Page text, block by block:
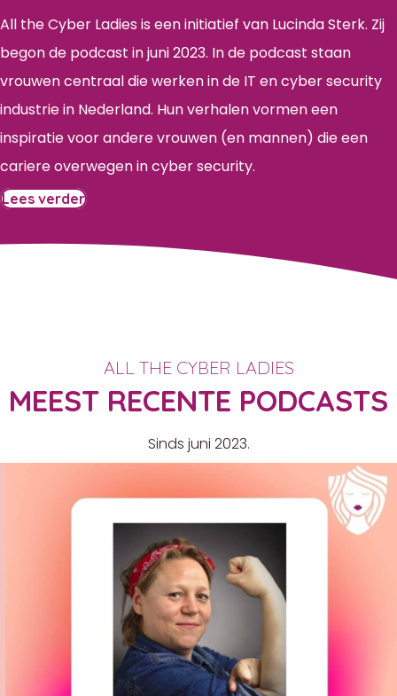
All the Cyber Ladies is een initiatief van Lucinda Sterk. Zij
begon de podcast in juni 2023. In de podcast staan
vrouwen centraal die werken in de IT en cyber security
industrie in Nederland. Hun verhalen vormen een
inspiratie voor andere vrouwen (en mannen) die een
cariere overwegen in cyber security.
Lees verder
ALL THE CYBER LADIES
MEEST RECENTE PODCASTS
Sinds juni 2023.